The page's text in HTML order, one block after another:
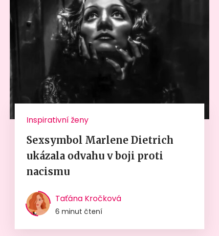
Inspirativní ženy
Sexsymbol Marlene Dietrich
ukázala odvahu v boji proti
nacismu
Taťána Kročková
6 minut čtení